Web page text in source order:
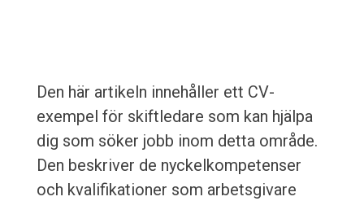
Den här artikeln innehåller ett CV-
exempel för skiftledare som kan hjälpa
dig som söker jobb inom detta område.
Den beskriver de nyckelkompetenser
och kvalifikationer som arbetsgivare